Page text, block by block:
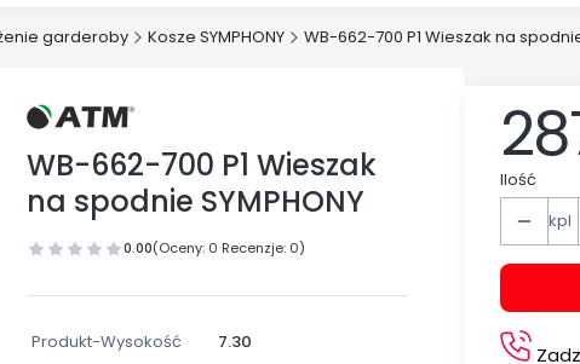
garderoby Kosze SYMPHONY WB-662-700 P1 Wieszak na spodnie
WB-662-700 P1 Wieszak
na spodnie SYMPHONY
0.00(Oceny: 0 Recenzje: 0)
Produkt-Wysokość
7.30
Ilość
kpl